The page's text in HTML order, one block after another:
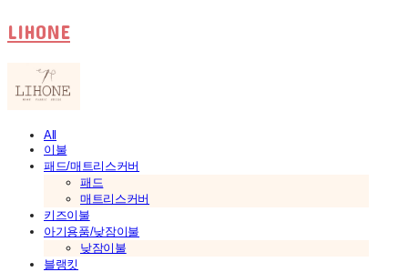
LIHONE
All
이불
패드/매트리스커버
패드
매트리스커버
키즈이불
아기용품/낮잠이불
낮잠이불
블랭킷